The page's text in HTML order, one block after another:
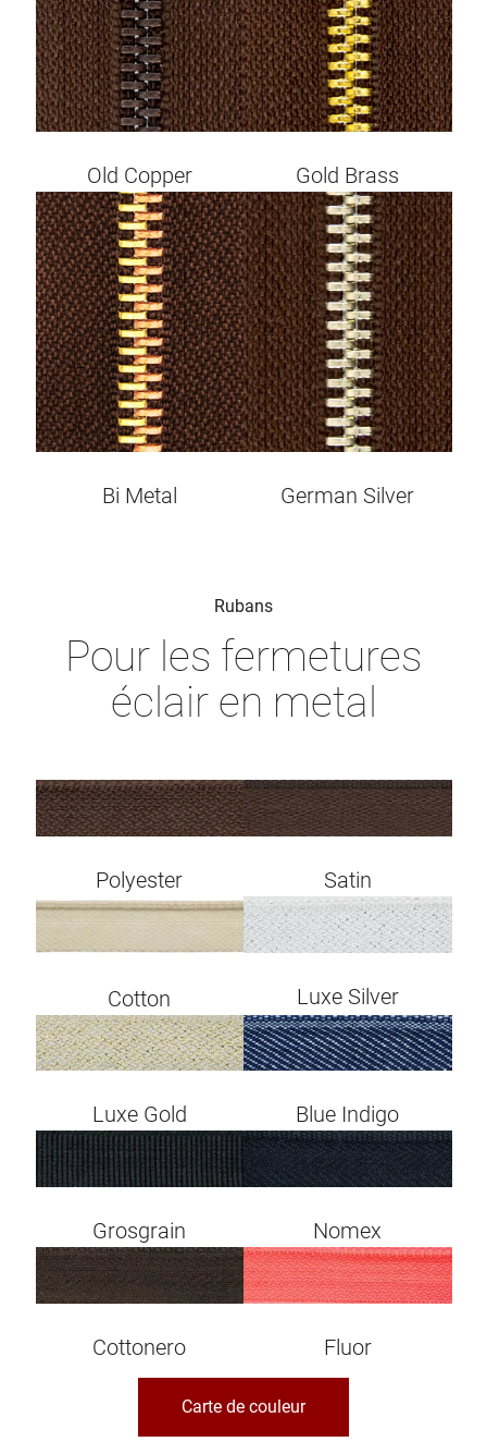
Old Copper Gold Brass
Image
Bi Metal
Image
German Silver
Rubans
Pour les fermetures
éclair en metal
Image
Polyester
Image
Satin
Image
Cotton
Image
Luxe Silver
Image
Luxe Gold
Image
Blue Indigo
Image
Grosgrain
Image
Nomex
Image
Cottonero
Image
Fluor
Carte de couleur